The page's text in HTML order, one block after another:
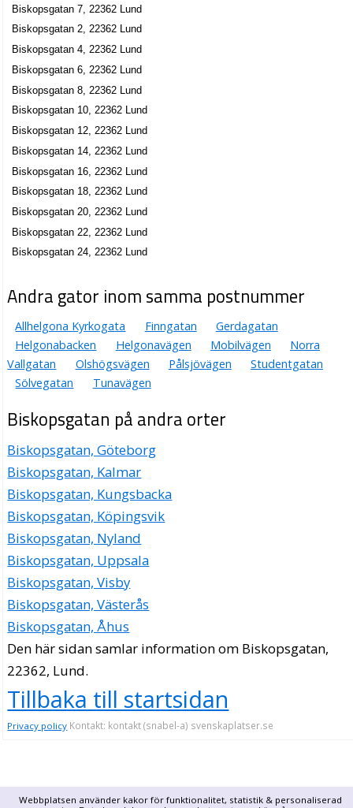
Webbplatsen använder kakor för funktionalitet, statistik & personaliserad
Biskopsgatan 7, 22362 Lund
Biskopsgatan 2, 22362 Lund
Biskopsgatan 4, 22362 Lund
Biskopsgatan 6, 22362 Lund
Biskopsgatan 8, 22362 Lund
Biskopsgatan 10, 22362 Lund
Biskopsgatan 12, 22362 Lund
Biskopsgatan 14, 22362 Lund
Biskopsgatan 16, 22362 Lund
Biskopsgatan 18, 22362 Lund
Biskopsgatan 20, 22362 Lund
Biskopsgatan 22, 22362 Lund
Biskopsgatan 24, 22362 Lund
Andra gator inom samma postnummer
Allhelgona Kyrkogata Finngatan
Gerdagatan
Helgonabacken
Helgonavägen Mobilvägen
Norra
Vallgatan
Olshögsvägen Pålsjövägen
Studentgatan
Sölvegatan
Tunavägen
Biskopsgatan på andra orter
Biskopsgatan, Göteborg
Biskopsgatan, Kalmar
Biskopsgatan, Kungsbacka
Biskopsgatan, Köpingsvik
Biskopsgatan, Nyland
Biskopsgatan, Uppsala
Biskopsgatan, Visby
Biskopsgatan, Västerås
Biskopsgatan, Åhus
Den här sidan samlar information om Biskopsgatan,
22362, Lund.
Tillbaka till startsidan
Privacy policy Kontakt: kontakt (snabel-a) svenskaplatser.se